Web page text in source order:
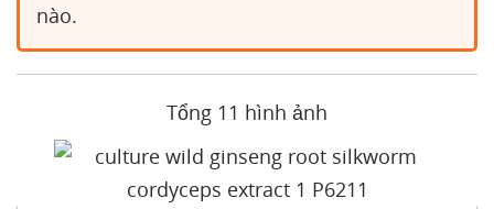
nào.
Tổng 11 hình ảnh